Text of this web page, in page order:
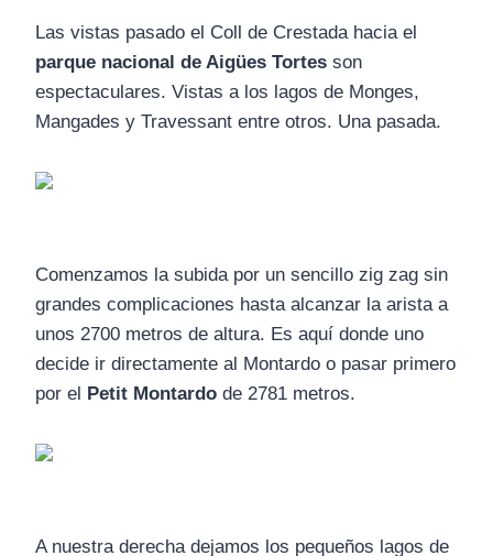
Las vistas pasado el Coll de Crestada hacia el
parque nacional de Aigües Tortes son
espectaculares. Vistas a los lagos de Monges,
Mangades y Travessant entre otros. Una pasada.
Comenzamos la subida por un sencillo zig zag sin
grandes complicaciones hasta alcanzar la arista a
unos 2700 metros de altura. Es aquí donde uno
decide ir directamente al Montardo o pasar primero
por el Petit Montardo de 2781 metros.
A nuestra derecha dejamos los pequeños lagos de